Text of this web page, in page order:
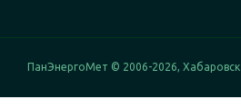
ПанЭнергоМет © 2006-2026, Хабаровск